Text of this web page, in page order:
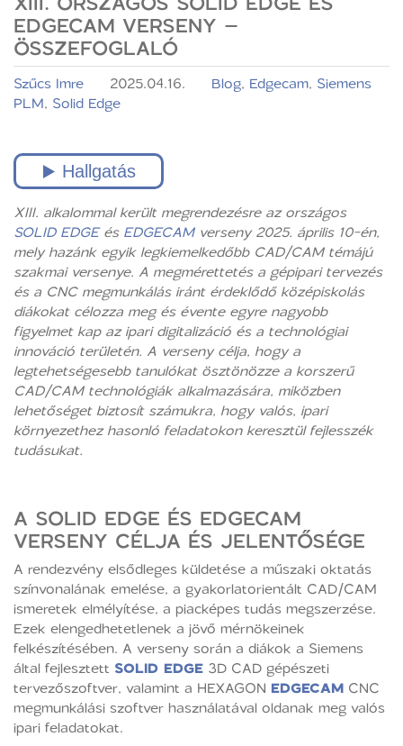
EDGECAM VERSENY –
ÖSSZEFOGLALÓ
Szűcs Imre 2025.04.16. Blog, Edgecam, Siemens
PLM, Solid Edge
XIII. alkalommal került megrendezésre az országos
SOLID EDGEésEDGECAMverseny2025. április 10-én,
mely hazánk egyik legkiemelkedőbb CAD/CAMtémájú
szakmai versenye. A megmérettetés a gépipari tervezés
és a CNCmegmunkálás iránt érdeklődő középiskolás
diákokat célozza megés évente egyre nagyobb
figyelmet kap az ipari digitalizáció és a technológiai
innováció területén. A verseny célja, hogy a
legtehetségesebb tanulókat ösztönözze a korszerű
CAD/CAM technológiák alkalmazására, miközben
lehetőséget biztosít számukra, hogy valós, ipari
környezethez hasonló feladatokon keresztül fejlesszék
tudásukat.
A SOLID EDGE ÉS EDGECAM
VERSENY CÉLJA ÉS JELENTŐSÉGE
A rendezvény elsődleges küldetése a műszaki oktatás
színvonalának emelése, a gyakorlatorientált CAD/CAM
ismeretek elmélyítése, a piacképes tudás megszerzése.
Ezek elengedhetetlenek a jövő mérnökeinek
felkészítésében. A verseny során a diákok a Siemens
által fejlesztett SOLID EDGE 3D CAD gépészeti
tervezőszoftver, valamint a HEXAGON EDGECAM CNC
megmunkálási szoftver használatával oldanak meg valós
ipari feladatokat.